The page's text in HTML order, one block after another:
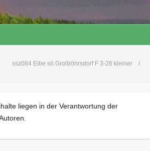
ssz084 Eibe sö Großröhrsdorf F 3-26 kleiner
liegen in der Verantwortung der